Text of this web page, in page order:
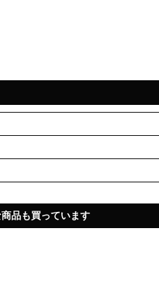
品も買っています